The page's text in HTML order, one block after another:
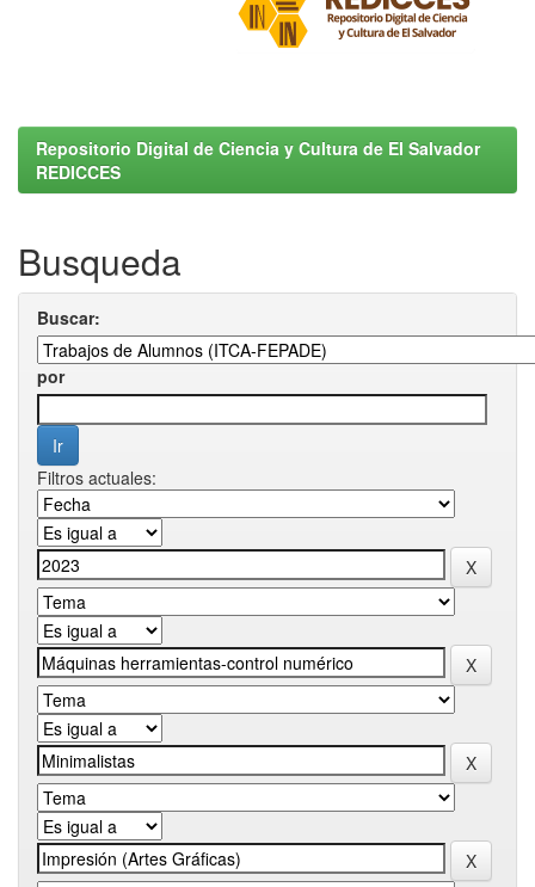
Repositorio Digital de Ciencia y Cultura de El Salvador
REDICCES
Busqueda
Buscar:
por
Filtros actuales: